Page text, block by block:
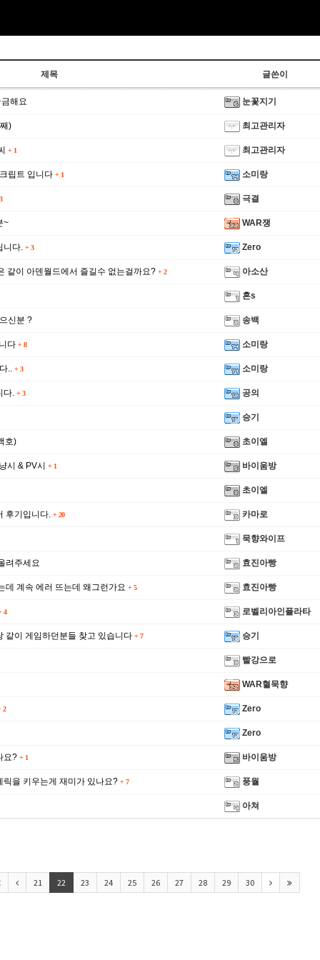
제목 글쓴이
해요 눈꽃지기
) 최고관리자
+ 1 최고관리자
립트 입니다 + 1 소미랑
3 극결
~ WAR쟁
니다. + 3 Zero
같이 아덴월드에서 즐길수 없는걸까요? + 2 아소산
혼s
신분 ? 송백
다 + 8 소미랑
.. + 3 소미랑
다. + 3 공의
승기
호) 초이엘
시 & PV시 + 1 바이움방
초이엘
후기입니다. + 20 카마로
묵향와이프
려주세요 효진아빵
데 계속 에러 뜨는데 왜그런가요 + 5 효진아빵
4 로벨리아인플라타
같이 게임하던분들 찾고 있습니다 + 7 승기
빨강으로
WAR혈묵향
2 Zero
Zero
요? + 1 바이움방
을 키우는게 재미가 있나요? + 7 풍월
아쳐
21 22 23 24 25 26 27 28 29 30